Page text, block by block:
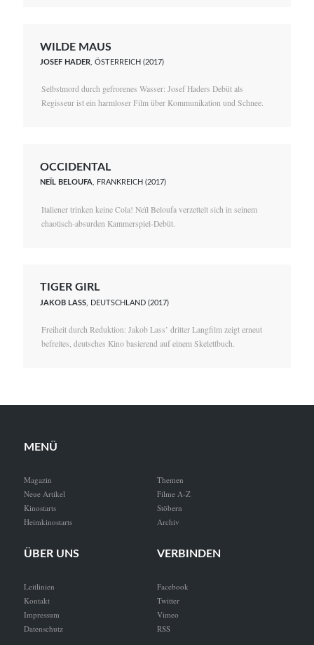
WILDE MAUS
JOSEF HADER , ÖSTERREICH (2017)
Selbstmord durch gefrorenes Wasser: Josef Haders Debüt als
Regisseur ist ein harmloser Film über Kommunikation und Schnee.
OCCIDENTAL
NEÏL BELOUFA , FRANKREICH (2017)
Italiener trinken keine Cola! Neïl Beloufa verzettelt sich in seinem
chaotisch-absurden Kammerspiel-Debüt.
TIGER GIRL
JAKOB LASS , DEUTSCHLAND (2017)
Freiheit durch Reduktion: Jakob Lass’ dritter Langfilm zeigt erneut
befreites, deutsches Kino basierend auf einem Skelettbuch.
MENÜ
Magazin
Neue Artikel
Kinostarts
Heimkinostarts
Themen
Filme A-Z
Stöbern
Archiv
ÜBER UNS
Leitlinien
Kontakt
Impressum
Datenschutz
VERBINDEN
Facebook
Twitter
Vimeo
RSS